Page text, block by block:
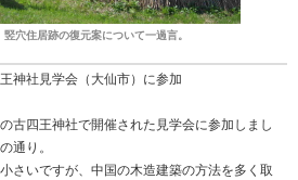
竪穴住居跡の復元案について一過言。
神社見学会（大仙市）に参加
古四王神社で開催された見学会に参加しまし
通り。
小さいですが、中国の木造建築の方法を多く取